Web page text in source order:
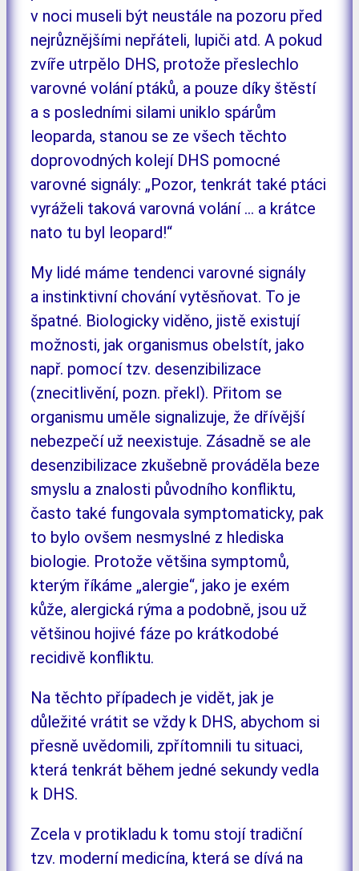
v noci museli být neustále na pozoru před
nejrůznějšími nepřáteli, lupiči atd. A pokud
zvíře utrpělo DHS, protože přeslechlo
varovné volání ptáků, a pouze díky štěstí
a s posledními silami uniklo spárům
leoparda, stanou se ze všech těchto
doprovodných kolejí DHS pomocné
varovné signály: „Pozor, tenkrát také ptáci
vyráželi taková varovná volání … a krátce
nato tu byl leopard!“
My lidé máme tendenci varovné signály
a instinktivní chování vytěsňovat. To je
špatné. Biologicky viděno, jistě existují
možnosti, jak organismus obelstít, jako
např. pomocí tzv. desenzibilizace
(znecitlivění, pozn. překl). Přitom se
organismu uměle signalizuje, že dřívější
nebezpečí už neexistuje. Zásadně se ale
desenzibilizace zkušebně prováděla beze
smyslu a znalosti původního konfliktu,
často také fungovala symptomaticky, pak
to bylo ovšem nesmyslné z hlediska
biologie. Protože většina symptomů,
kterým říkáme „alergie“, jako je exém
kůže, alergická rýma a podobně, jsou už
většinou hojivé fáze po krátkodobé
recidivě konfliktu.
Na těchto případech je vidět, jak je
důležité vrátit se vždy k DHS, abychom si
přesně uvědomili, zpřítomnili tu situaci,
která tenkrát během jedné sekundy vedla
k DHS.
Zcela v protikladu k tomu stojí tradiční
tzv. moderní medicína, která se dívá na